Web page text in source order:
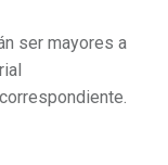
ser mayores a